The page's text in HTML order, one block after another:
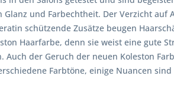
und Farbechtheit. Der Verzicht
schützende Zusätze beugen
Haarfarbe, denn sie weist eine gute
der Geruch der neuen Koleston
Farbtöne, einige Nuancen